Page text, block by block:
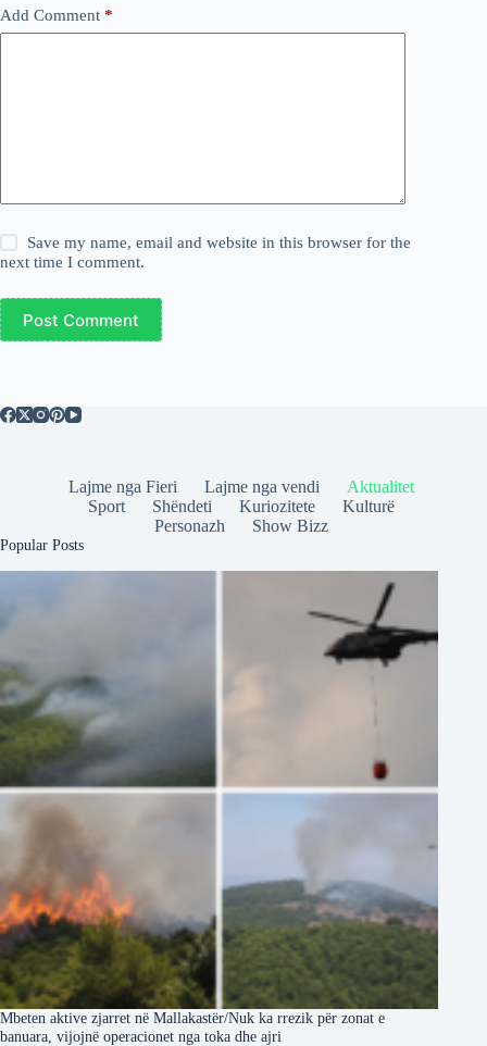
Add Comment *
Save my name, email and website in this browser for the
next time I comment.
Post Comment
Lajme nga Fieri Lajme nga vendi
Aktualitet
Sport
Shëndeti Kuriozitete
Kulturë
Personazh
Show Bizz
Popular Posts
Mbeten aktive zjarret në Mallakastër/Nuk ka rrezik për zonat e
banuara, vijojnë operacionet nga toka dhe ajri